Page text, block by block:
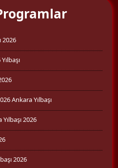
2026
Ankara Yılbaşı
2026
2026